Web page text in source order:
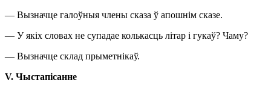
— Вызначце галоўныя члены сказа ў апошнім сказе.
— У якіх словах не супадае колькасць літар і гукаў? Чаму?
— Вызначце склад прыметнікаў.
V. Чыстапісанне